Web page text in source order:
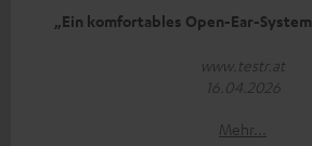
„Ein komfortables Open-Ear-
www.testr.at
16.04.2026
Mehr...